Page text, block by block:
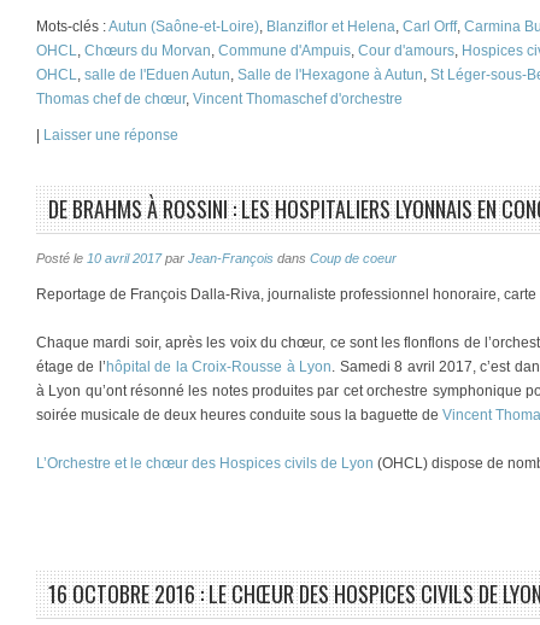
Mots-clés :Autun (Saône-et-Loire) Blanziflor et Helena Carl Orff, Carmina
OHCL
Chœurs du Morvan Commune d'Ampuis Cour d'amours Hospices
OHCL
salle de l'Eduen Autun Salle de l'Hexagone à Autun St Léger-sous-
Thomas chef de chœur, Vincent Thomaschef d'orchestre
| Laisser une réponse
DE BRAHMS À ROSSINI : LES HOSPITALIERS LYONNAIS EN
Posté le 10 avril 2017 par Jean-François dans Coup de coeur
Reportage de François Dalla-Riva, journaliste professionnel honoraire,
Chaque mardi soir, après les voix du chœur, ce sont les flonflons de
étage de l’hôpital de la Croix-Rousse à Lyon . Samedi 8 avril 2017, c’est
à Lyon qu’ont résonné les notes produites par cet orchestre symphonique
soirée musicale de deux heures conduite sous la baguette de Vincent
L’Orchestre et le chœur des Hospices civils de Lyon (OHCL) dispose de
16 OCTOBRE 2016 : LE CHŒUR DES HOSPICES CIVILS DE